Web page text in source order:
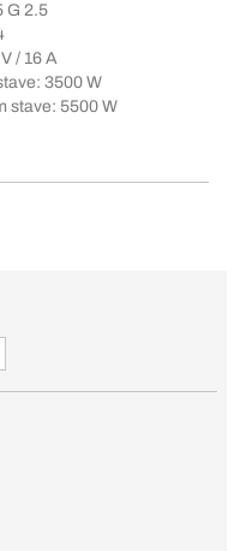
G 2.5
/ 16 A
3500 W
stave: 5500 W